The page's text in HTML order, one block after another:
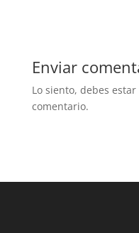
Enviar
Lo siento, debes estar
comentario.